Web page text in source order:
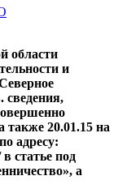
области
и
также 20.01.15 на
адресу:
статье под
а